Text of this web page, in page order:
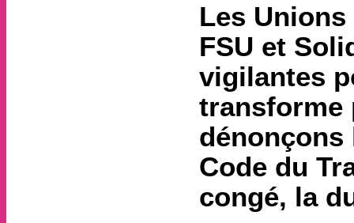
Les Unions
FSU et
vigilantes
transforme
dénonçons
Code du
congé, la